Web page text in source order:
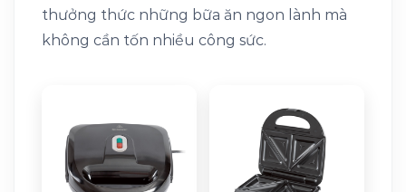
thưởng thức những bữa ăn ngon lành mà
không cần tốn nhiều công sức.